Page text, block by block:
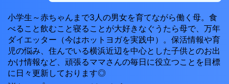
小学生～赤ちゃんまで3人の男女を育てながら働く母。食
べること飲むこと寝ることが大好きなぐうたら母で、万年
ダイエッター（今はホットヨガを実践中）。保活情報や育
児の悩み、住んでいる横浜近辺を中心とした子供とのお出
かけ情報など、頑張るママさんの毎日に役立つことを目標
に日々更新しております◎